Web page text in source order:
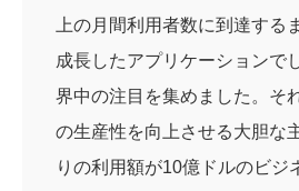
上の月間利用者数に到達する
成長したアプリケーションで
界中の注目を集めました。そ
の生産性を向上させる大胆な
りの利用額が10億ドルのビジ